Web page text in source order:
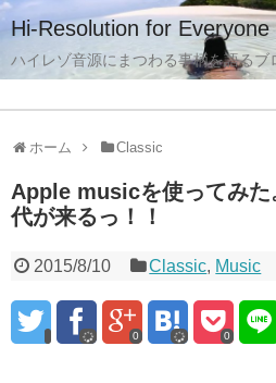
Hi-Resolution for Everyone
ハイレゾ音源にまつわる事柄を語るブ
ホーム Classic
Apple musicを使ってみた
代が来るっ！！
2015/8/10 Classic, Music
0 0